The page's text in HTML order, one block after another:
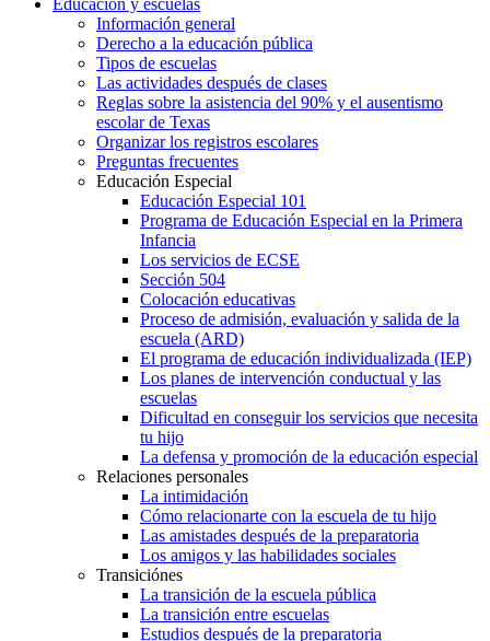
Información general
Derecho a la educación pública
Tipos de escuelas
Las actividades después de clases
Reglas sobre la asistencia del 90% y el ausentismo
escolar de Texas
Organizar los registros escolares
Preguntas frecuentes
Educación Especial
Educación Especial 101
Programa de Educación Especial en la Primera
Infancia
Los servicios de ECSE
Sección 504
Colocación educativas
Proceso de admisión, evaluación y salida de la
escuela (ARD)
El programa de educación individualizada (IEP)
Los planes de intervención conductual y las
escuelas
Dificultad en conseguir los servicios que necesita
tu hijo
La defensa y promoción de la educación especial
Relaciones personales
La intimidación
Cómo relacionarte con la escuela de tu hijo
Las amistades después de la preparatoria
Los amigos y las habilidades sociales
Transiciónes
La transición de la escuela pública
La transición entre escuelas
Estudios después de la preparatoria